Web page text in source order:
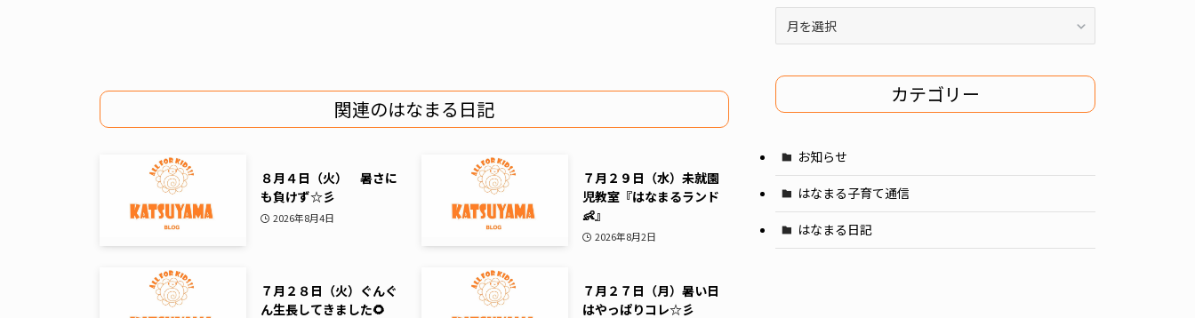
関連のはなまる日記
８月４日（火） 暑さに
も負けず☆彡
2026年8月4日
７月２９日（水）未就園
児教室『はなまるランド
👶』
2026年8月2日
７月２８日（火）ぐんぐ
ん生長してきました🌻
７月２７日（月）暑い日
はやっぱりコレ☆彡
イ
カテゴリー
お知らせ
はなまる子育て通信
はなまる日記